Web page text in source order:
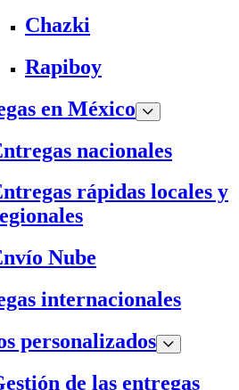
Chazki
Rapiboy
en México
nacionales
rápidas locales y
Nube
internacionales
personalizados
de las entregas